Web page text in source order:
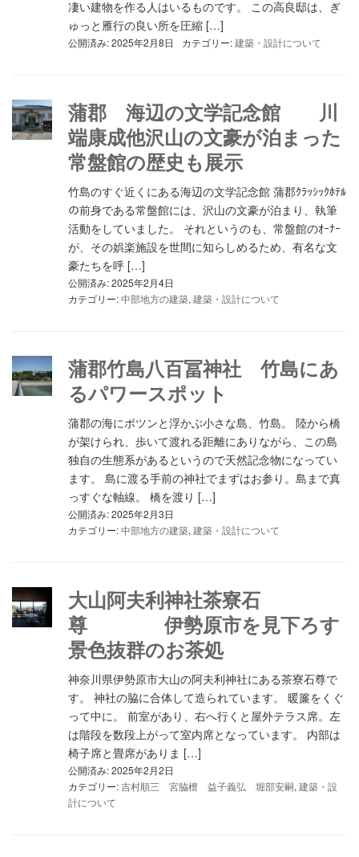
凄い建物を作る人はいるものです。 この高良邸は、ぎ
ゅっと雁行の良い所を圧縮 […]
公開済み: 2025年2月8日 カテゴリー:建築・設計について
蒲郡 海辺の文学記念館 川
端康成他沢山の文豪が泊まった
常盤館の歴史も展示
竹島のすぐ近くにある海辺の文学記念館 蒲郡ｸﾗｯｼｯｸﾎﾃﾙ
の前身である常盤館には、沢山の文豪が泊まり、執筆
活動をしていました。 それというのも、常盤館のｵｰﾅｰ
が、その娯楽施設を世間に知らしめるため、有名な文
豪たちを呼 […]
公開済み: 2025年2月4日
カテゴリー:中部地方の建築, 建築・設計について
蒲郡竹島八百冨神社 竹島にあ
るパワースポット
蒲郡の海にポツンと浮かぶ小さな島、竹島。 陸から橋
が架けられ、歩いて渡れる距離にありながら、この島
独自の生態系があるというので天然記念物になってい
ます。 島に渡る手前の神社でまずはお参り。島まで真
っすぐな軸線。 橋を渡り […]
公開済み: 2025年2月3日
カテゴリー:中部地方の建築, 建築・設計について
大山阿夫利神社茶寮石
尊 伊勢原市を見下ろす
景色抜群のお茶処
神奈川県伊勢原市大山の阿夫利神社にある茶寮石尊で
す。 神社の脇に合体して造られています。 暖簾をくぐ
って中に。 前室があり、右へ行くと屋外テラス席。左
は階段を数段上がって室内席となっています。 内部は
椅子席と畳席がありま […]
公開済み: 2025年2月2日
カテゴリー:吉村順三 宮脇檀 益子義弘 堀部安嗣, 建築・設
計について